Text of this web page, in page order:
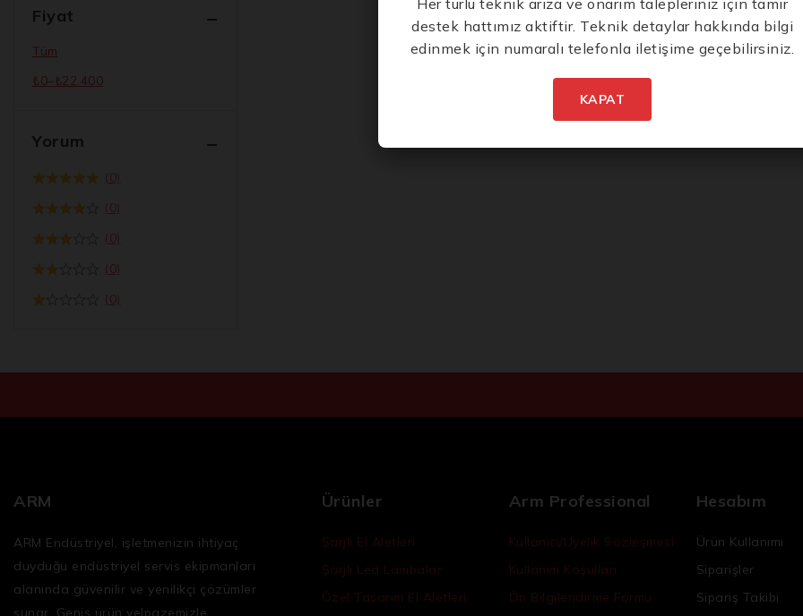
Fiyat
Tüm
₺0–₺22.400
Yorum
(0)
(0)
(0)
(0)
(0)
ARM
ARM Endüstriyel, işletmenizin ihtiyaç
duyduğu endüstriyel servis ekipmanları
alanında güvenilir ve yenilikçi çözümler
Ürünler
Şarjlı El Aletleri
Şarjlı Led Lambalar
Özel Tasarım El Aletleri
Arm Professional
Kullanıcı/Üyelik Sözleşmesi
Kullanım Koşulları
Ön Bilgilendirme Formu
Hesabım
Ürün Kullanımı
Siparişler
Sipariş Takibi
Yeni Ürünlerden İlk
Siz Haberdar Olun.
destek hattımız aktiftir. Teknik detaylar hakkında bilgi
edinmek için numaralı telefonla iletişime geçebilirsiniz.
KAPAT